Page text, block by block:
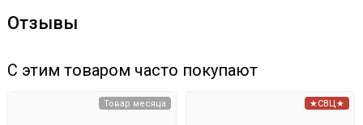
Отзывы
С этим товаром часто покупают
Товар месяца ★СВЦ★